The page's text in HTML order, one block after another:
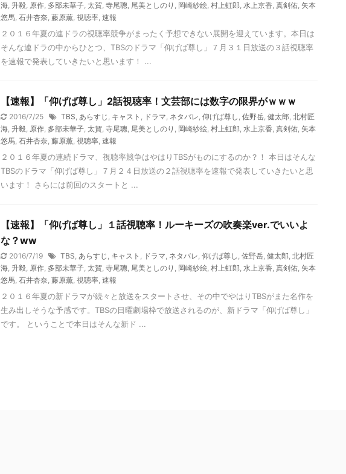
海, 升毅, 原作, 多部未華子, 太賀, 寺尾聰, 尾美としのり , 岡崎紗絵, 村上虹郎, 水上京香, 真剣佑, 矢本
悠馬, 石井杏奈, 藤原薫, 視聴率, 速報
２０１６年夏の連ドラの視聴率競争がまったく予想できない展開を迎えています。本日は
そんな連ドラの中からひとつ、TBSのドラマ「仰げば尊し」７月３１日放送の３話視聴率
を速報で発表していきたいと思います！ ...
【速報】「仰げば尊し」2話視聴率！文芸部には数字の限界がｗｗｗ
2016/7/25 TBS, あらすじ , キャスト , ドラマ, ネタバレ, 仰げば尊し , 佐野岳, 健太郎, 北村匠
海, 升毅, 原作, 多部未華子, 太賀, 寺尾聰, 尾美としのり , 岡崎紗絵, 村上虹郎, 水上京香, 真剣佑, 矢本
悠馬, 石井杏奈, 藤原薫, 視聴率, 速報
２０１６年夏の連続ドラマ、視聴率競争はやはりTBSがものにするのか？！ 本日はそんな
TBSのドラマ「仰げば尊し」７月２４日放送の２話視聴率を速報で発表していきたいと思
います！ さらには前回のスタートと ...
【速報】「仰げば尊し」１話視聴率！ルーキーズの吹奏楽ver.でいいよ
な？ww
2016/7/19 TBS, あらすじ , キャスト , ドラマ, ネタバレ, 仰げば尊し , 佐野岳, 健太郎, 北村匠
海, 升毅, 原作, 多部未華子, 太賀, 寺尾聰, 尾美としのり , 岡崎紗絵, 村上虹郎, 水上京香, 真剣佑, 矢本
悠馬, 石井杏奈, 藤原薫, 視聴率, 速報
２０１６年夏の新ドラマが続々と放送をスタートさせ、その中でやはりTBSがまた名作を
生み出しそうな予感です。TBSの日曜劇場枠で放送されるのが、新ドラマ「仰げば尊し」
です。 ということで本日はそんな新ド ...